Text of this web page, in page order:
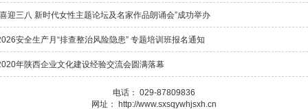
迎三八 新时代女性主题论坛及名家作品朗诵会”成功举办
安全生产月“排查整治风险隐患” 专题培训班报名通知
年陕西企业文化建设经验交流会圆满落幕
电话： 029-87809836
网址： http://www.sxsqywhjsxh.cn